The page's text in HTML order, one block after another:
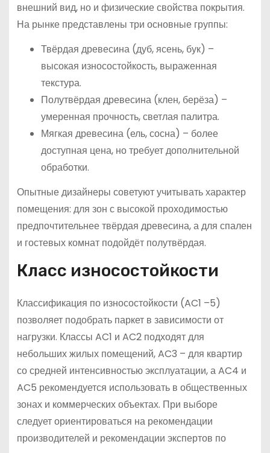
внешний вид, но и физические свойства покрытия.
На рынке представлены три основные группы:
Твёрдая древесина (дуб, ясень, бук) –
высокая износостойкость, выраженная
текстура.
Полутвёрдая древесина (клен, берёза) –
умеренная прочность, светлая палитра.
Мягкая древесина (ель, сосна) – более
доступная цена, но требует дополнительной
обработки.
Опытные дизайнеры советуют учитывать характер
помещения: для зон с высокой проходимостью
предпочтительнее твёрдая древесина, а для спален
и гостевых комнат подойдёт полутвёрдая.
Класс износостойкости
Классификация по износостойкости (AC1 –5)
позволяет подобрать паркет в зависимости от
нагрузки. Классы AC1 и AC2 подходят для
небольших жилых помещений, AC3 – для квартир
со средней интенсивностью эксплуатации, а AC4 и
AC5 рекомендуется использовать в общественных
зонах и коммерческих объектах. При выборе
следует ориентироваться на рекомендации
производителей и рекомендации экспертов по